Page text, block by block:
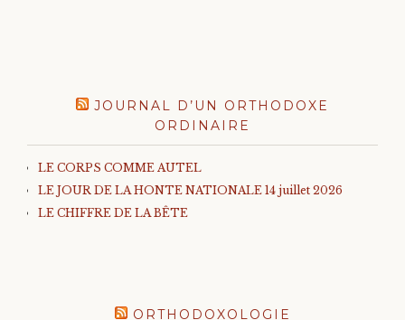
JOURNAL D’UN ORTHODOXE
ORDINAIRE
LE CORPS COMME AUTEL
LE JOUR DE LA HONTE NATIONALE 14 juillet 2026
LE CHIFFRE DE LA BÊTE
ORTHODOXOLOGIE